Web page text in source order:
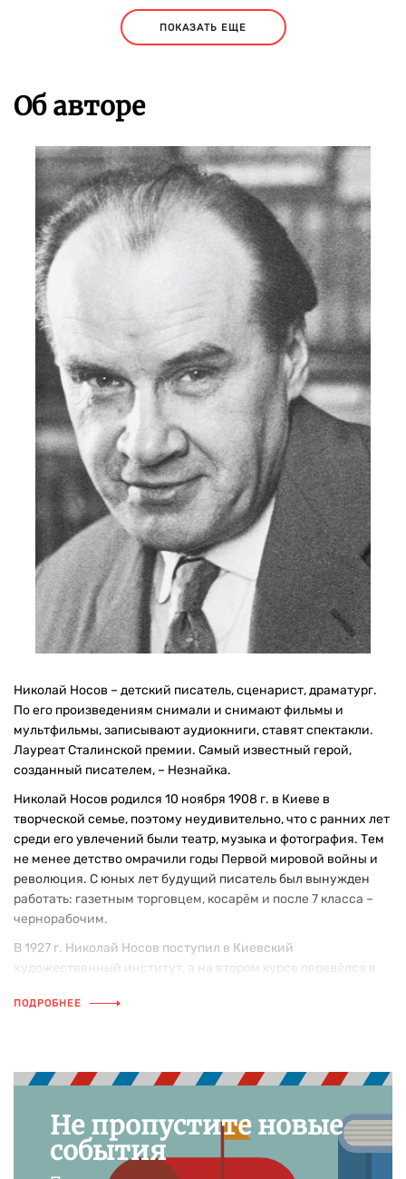
ПОКАЗАТЬ ЕЩЕ
Об авторе
Николай Носов – детский писатель, сценарист, драматург.
По его произведениям снимали и снимают фильмы и
мультфильмы, записывают аудиокниги, ставят спектакли.
Лауреат Сталинской премии. Самый известный герой,
созданный писателем, – Незнайка.
Николай Носов родился 10 ноября 1908 г. в Киеве в
творческой семье, поэтому неудивительно, что с ранних лет
среди его увлечений были театр, музыка и фотография. Тем
не менее детство омрачили годы Первой мировой войны и
революция. С юных лет будущий писатель был вынужден
работать: газетным торговцем, косарём и после 7 класса –
чернорабочим.
В 1927 г. Николай Носов поступил в Киевский
художественный институт, а на втором курсе перевёлся в
института кинематографии (ныне – ВГИК), который окончил
анимационных фильмов на студии «Союзкино», а с 1934 по
фильмов студии «Союзкино». Во время Великой
Отечественной войны снимал учебные ленты для советской
армии. За одну из таких картин Носов даже получил орден
ПОДРОБНЕЕ
Не пропустите новые
события